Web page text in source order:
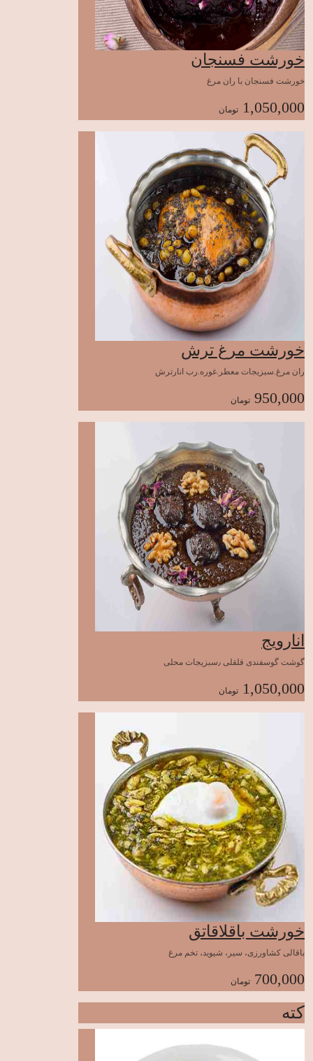
خورشت فسنجان
خورشت فسنجان با ران مرغ
1,050,000 تومان
خورشت مرغ ترش
ران مرغ.سبزیجات معطر.غوره.رب انارترش
950,000 تومان
انارویج
گوشت گوسفندی قلقلی ٫سبزیجات محلی
1,050,000 تومان
خورشت باقلاقاتق
باقالی کشاورزی، سیر، شیوید، تخم مرغ
700,000 تومان
کته